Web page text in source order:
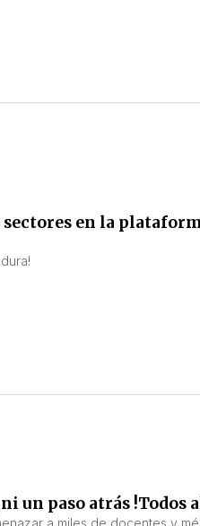
en la
un paso atrás !Todos
a miles de docentes y